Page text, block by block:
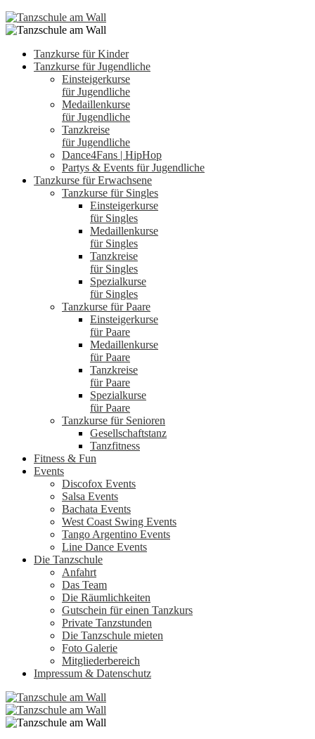
Tanzkurse für Kinder
Tanzkurse für Jugendliche
Einsteigerkurse
für Jugendliche
Medaillenkurse
für Jugendliche
Tanzkreise
für Jugendliche
Dance4Fans | HipHop
Partys & Events für Jugendliche
Tanzkurse für Erwachsene
Tanzkurse für Singles
Einsteigerkurse
für Singles
Medaillenkurse
für Singles
Tanzkreise
für Singles
Spezialkurse
für Singles
Tanzkurse für Paare
Einsteigerkurse
für Paare
Medaillenkurse
für Paare
Tanzkreise
für Paare
Spezialkurse
für Paare
Tanzkurse für Senioren
Gesellschaftstanz
Tanzfitness
Fitness & Fun
Events
Discofox Events
Salsa Events
Bachata Events
West Coast Swing Events
Tango Argentino Events
Line Dance Events
Die Tanzschule
Anfahrt
Das Team
Die Räumlichkeiten
Gutschein für einen Tanzkurs
Private Tanzstunden
Die Tanzschule mieten
Foto Galerie
Mitgliederbereich
Impressum & Datenschutz